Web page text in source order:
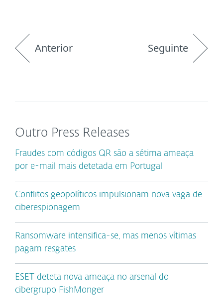
Anterior Seguinte
Outro Press Releases
Fraudes com códigos QR são a sétima ameaça
por e-mail mais detetada em Portugal
Conflitos geopolíticos impulsionam nova vaga de
ciberespionagem
Ransomware intensifica-se, mas menos vítimas
pagam resgates
ESET deteta nova ameaça no arsenal do
cibergrupo FishMonger